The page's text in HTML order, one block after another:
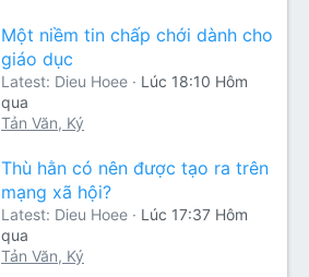
Một niềm tin chấp chới dành cho
giáo dục
Latest: Dieu Hoee
Lúc 18:10 Hôm
qua
Tản Văn, Ký
Thù hằn có nên được tạo ra trên
mạng xã hội?
Latest: Dieu Hoee
Lúc 17:37 Hôm
qua
Tản Văn, Ký